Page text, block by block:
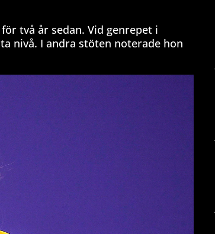
två år sedan. Vid genrepet i
nivå. I andra stöten noterade hon